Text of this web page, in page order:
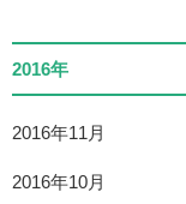
2016年
2016年11月
2016年10月